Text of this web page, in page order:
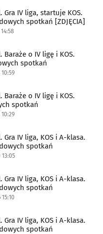
IV liga, startuje KOS.
spotkań [ZDJĘCIA]
o IV ligę i KOS.
spotkań
10:59
o IV ligę i KOS.
spotkań
10:29
IV liga, KOS i A-klasa.
spotkań
13:05
IV liga, KOS i A-klasa.
spotkań
IV liga, KOS i A-klasa.
spotkań